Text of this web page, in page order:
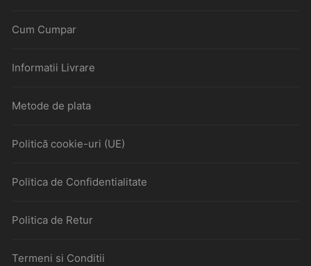
Cum Cumpar
Informatii Livrare
Metode de plata
Politică cookie-uri (UE)
Politica de Confidentialitate
Politica de Retur
Termeni si Conditii